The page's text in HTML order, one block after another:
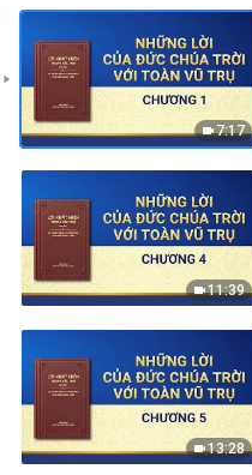
7:17
11:39
13:28